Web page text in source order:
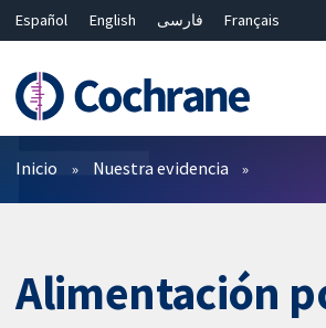
Español English فارسی
Français
Bahasa Malaysia
ไทย 繁體中文
Filtros
Inicio Nuestra evidencia
Alimentación